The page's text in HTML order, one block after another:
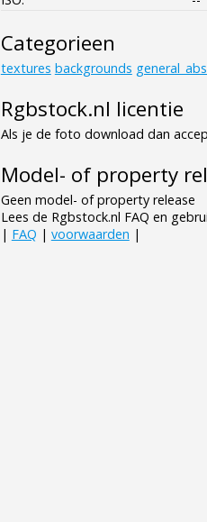
Categorieen
textures backgrounds
Rgbstock.nl licentie
Als je de foto download dan
Model- of property
Geen model- of property release
Lees de Rgbstock.nl FAQ en
| FAQ | voorwaarden |